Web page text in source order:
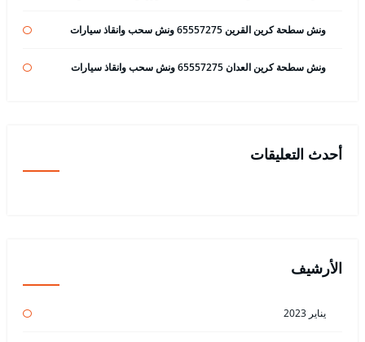
ونش سطحة كرين القرين 65557275 ونش سحب وانقاذ سيارات
ونش سطحة كرين العدان 65557275 ونش سحب وانقاذ سيارات
أحدث التعليقات
الأرشيف
يناير 2023